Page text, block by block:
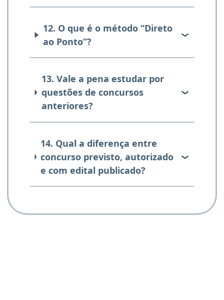
12. O que é o método “Direto
ao Ponto”?
13. Vale a pena estudar por
questões de concursos
anteriores?
14. Qual a diferença entre
concurso previsto, autorizado
e com edital publicado?